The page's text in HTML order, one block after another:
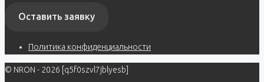
Оставить заявку
Политика конфиденциальности
© NRON - 2026 [q5f0szvl7jblyesb]